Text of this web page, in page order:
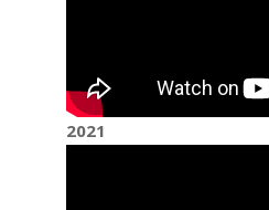
2021